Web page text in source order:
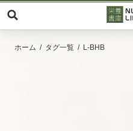
ホーム タグ一覧 L-BHB